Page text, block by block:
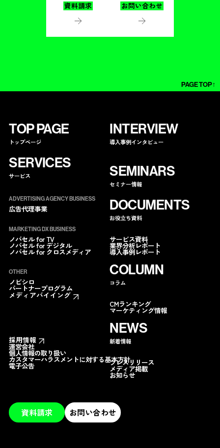
資料請求 お問い合わせ
PAGE TOP↑
TOP PAGE
トップページ
INTERVIEW
導入事例インタビュー
COLUMN
コラム
CMランキング
マーケティング情報
SERVICES
サービス
ADVERTISING AGENCY BUSINESS
広告代理事業
MARKETING DX BUSINESS
ノバセル for TV
ノバセル for デジタル
ノバセル for クロスメディア
OTHER
ノビシロ
パートナープログラム
メディアバイイング
NEWS
新着情報
プレスリリース
メディア掲載
お知らせ
SEMINARS
セミナー情報
DOCUMENTS
お役立ち資料
サービス資料
業界分析レポート
導入事例レポート
採用情報
運営会社
個人情報の取り扱い
カスタマーハラスメントに対する基本方針
電子公告
資料請求 お問い合わせ